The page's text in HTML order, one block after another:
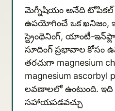
మెగ్నీషియం అనేది టోపికల్
ఉపయోగించే ఒక ఖనిజం,
స్ట్రెంథెనింగ్, యాంటీ-
సూదింగ్ ప్రభావాల కోసం
తరచుగా magnesium
magnesium ascorbyl
లవణాలలో ఉంటుంది.
సహాయపడవచ్చు